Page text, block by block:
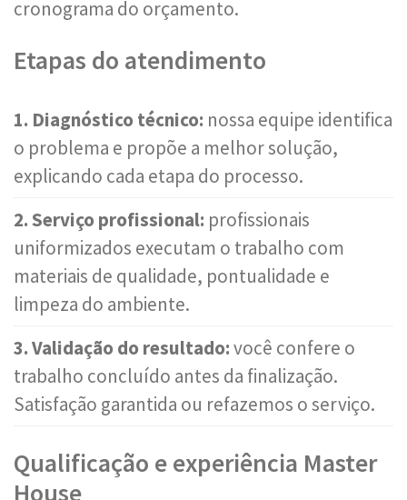
cronograma do orçamento.
Etapas do atendimento
1. Diagnóstico técnico: nossa equipe identifica
o problema e propõe a melhor solução,
explicando cada etapa do processo.
2. Serviço profissional: profissionais
uniformizados executam o trabalho com
materiais de qualidade, pontualidade e
limpeza do ambiente.
3. Validação do resultado:você confere o
trabalho concluído antes da finalização.
Satisfação garantida ou refazemos o serviço.
Qualificação e experiência Master
House